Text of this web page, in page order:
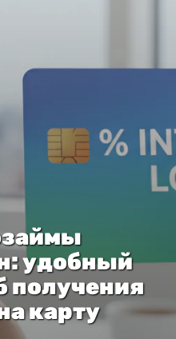
удобный
получения
карту